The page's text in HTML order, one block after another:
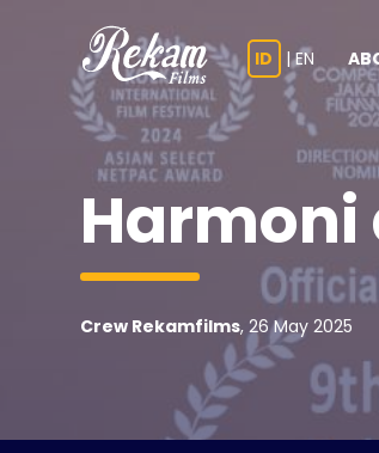
ID |EN
Harmoni
Crew Rekamfilms, 26 May 2025